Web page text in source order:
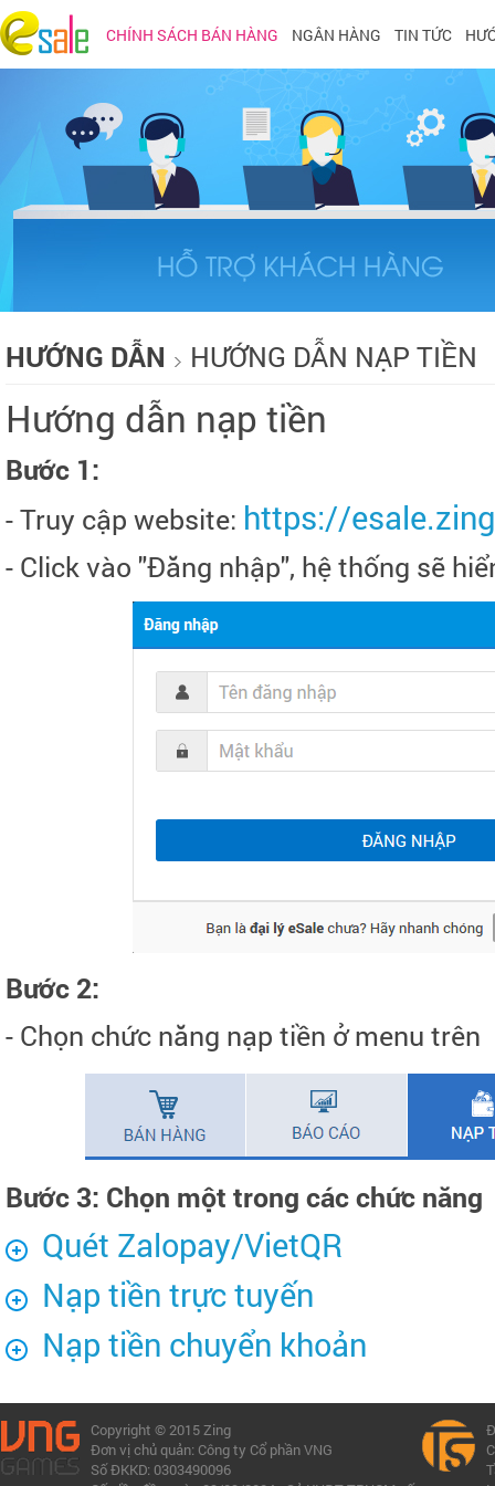
CHÍNH SÁCH BÁN HÀNG NGÂN HÀNG TIN TỨC
HƯỚNG DẪN HƯỚNG DẪN NẠP TIỀN
Hướng dẫn nạp tiền
Bước 1:
- Truy cập website: https://
- Click vào "Đăng nhập", hệ thống sẽ
Bước 2:
- Chọn chức năng nạp tiền ở menu trên
Bước 3: Chọn một trong các chức năng
Quét Zalopay/VietQR
Nạp tiền trực tuyến
Nạp tiền chuyển khoản
Copyright © 2015 Zing
Đơn vị chủ quản: Công ty Cổ phần VNG
Số ĐKKD: 0303490096